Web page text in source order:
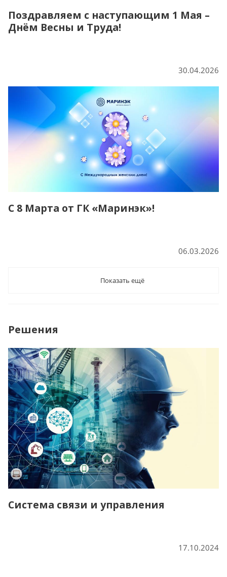
Поздравляем с наступающим 1 Мая –
Днём Весны и Труда!
30.04.2026
С 8 Марта от ГК «Маринэк»!
06.03.2026
Показать ещё
Решения
Система связи и управления
17.10.2024